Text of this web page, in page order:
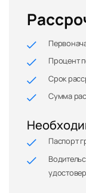
Процент
Срок
Сумма
Паспорт